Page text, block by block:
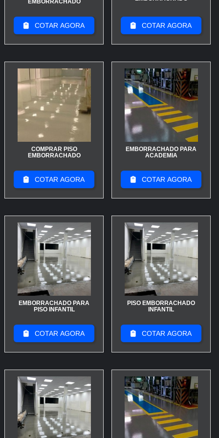
longevidade: produtos neutros e jatos direcionados
mantêm microtextura sem desgastar grãos
antideslizantes. Em áreas com tráfego pesado, planeje
relatórios de teste do fornecedor e verifique
certificações; isso entrega previsibilidade de
desempenho e salvaguarda privacidade de ocupantes
sensoriais. adicionar carrinho adicionar
Coeficiente de atrito adequado ao ambiente
Camadas acústicas que preservam privacidade
Plano de manutenção com inspeções regulares
Prefira pisos com certificação e relatórios de teste para
Implemente escolha técnica + manutenção
programada: assim você maximiza segurança,
operacional do local.
COMO ESCOLHER E COMPRAR:
NOSSA RECOMENDAÇÃO PARA
ADICIONAR AO CARRINHO
Antes de finalizar, verifique função, textura e
durabilidade do piso antiderrapante: critérios práticos
passos rápidos para avaliar amostras, calcular área e
CHECKLIST DIRETO PARA DECIDIR NA HORA
Comece pela aplicação: áreas molhadas exigem
classe de resistência maior (R11-R13 ou PEI alto);
ambientes internos pedem acabamento mais liso, e
garagens, placas com microtextura. Meça a área útil e
acrescente 7–10% para recortes. Ao pedir amostras
EMBORRACHADO
COTAR AGORA COTAR AGORA
COMPRAR PISO
EMBORRACHADO
COTAR AGORA
EMBORRACHADO PARA
ACADEMIA
COTAR AGORA
EMBORRACHADO PARA
PISO INFANTIL
COTAR AGORA
PISO EMBORRACHADO
INFANTIL
COTAR AGORA